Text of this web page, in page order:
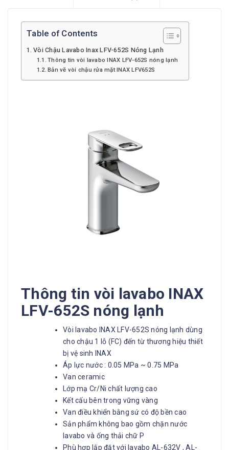
Table of Contents
Vòi Chậu Lavabo Inax LFV-652S Nóng Lạnh
Thông tin vòi lavabo INAX LFV-652S nóng lạnh
Bản vẽ vòi chậu rửa mặt INAX LFV652S
Thông tin vòi lavabo INAX
LFV-652S nóng lạnh
Vòi lavabo INAX LFV-652S nóng lạnh dùng
cho chậu 1 lỗ (FC) đến từ thương hiệu thiết
bị vệ sinh INAX
Áp lực nước : 0.05 MPa ~ 0.75 MPa
Van ceramic
Lớp mạ Cr/Ni chất lượng cao
Kết cấu bên trong vững vàng
Van điều khiển bằng sứ có độ bền cao
Sản phẩm không bao gồm chặn nước
lavabo và ống thải chữ P
Phù hợp lắp đặt với lavabo AL-632V , AL-